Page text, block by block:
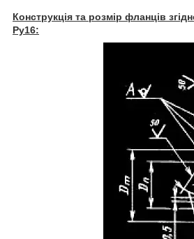
Конструкція та розмір фланців
Ру16: